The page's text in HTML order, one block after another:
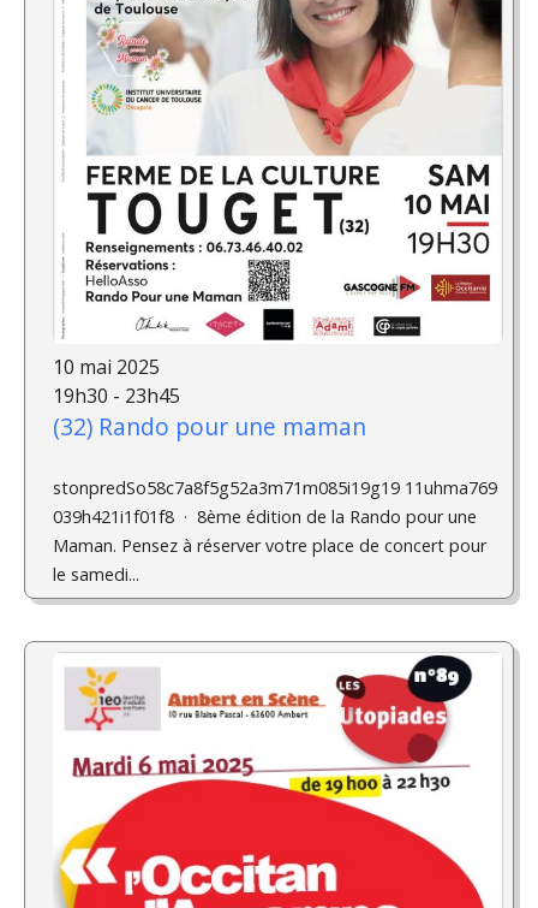
10 mai 2025
19h30 - 23h45
(32) Rando pour une maman
stonpredSo58c7a8f5g52a3m71m085i19g19 11uhma769
039h421i1f01f8 · 8ème édition de la Rando pour une
Maman. Pensez à réserver votre place de concert pour
le samedi...